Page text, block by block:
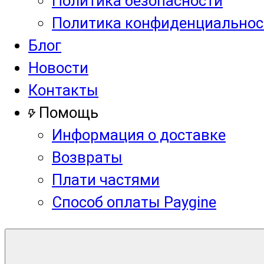
Политика
Блог
Новости
Контакты
Помощь
Информация о доставке
Возвраты
Плати частями
Способ оплаты Paygine